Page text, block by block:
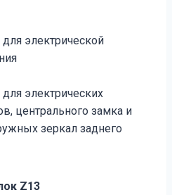
электрической
электрических
центрального замка и
зеркал заднего
Z13